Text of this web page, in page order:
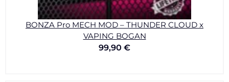
BONZA Pro MECH MOD – THUNDER CLOUD x
VAPING BOGAN
99,90 €